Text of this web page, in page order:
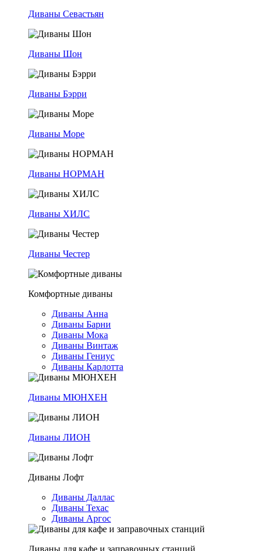
Диваны Севастьян
Диваны Шон
Диваны Бэрри
Диваны Море
Диваны НОРМАН
Диваны ХИЛС
Диваны Честер
Комфортные диваны
Диваны Анна
Диваны Барни
Диваны Мока
Диваны Винтаж
Диваны Гениус
Диваны Карлотта
Диваны МЮНХЕН
Диваны ЛИОН
Диваны Лофт
Диваны Даллас
Диваны Техас
Диваны Аргос
Диваны для кафе и заправочных станций